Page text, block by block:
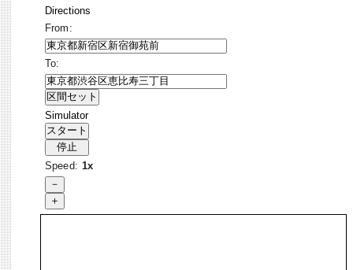
Directions
From:
To:
Simulator
Speed: 1x